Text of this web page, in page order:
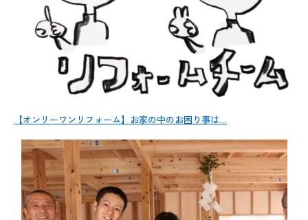
【オンリーワンリフォーム】お家の中のお困り事は…